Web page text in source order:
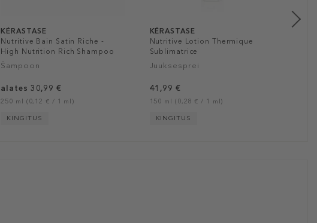
KÉRASTASE
Nutritive Bain Satin Riche -
High Nutrition Rich Shampoo
Šampoon
alates 30,99 €
250 ml (0,12 € / 1 ml)
KINGITUS
KÉRASTASE
Nutritive Lotion Thermique
Sublimatrice
Juuksesprei
41,99 €
150 ml (0,28 € / 1 ml)
KINGITUS